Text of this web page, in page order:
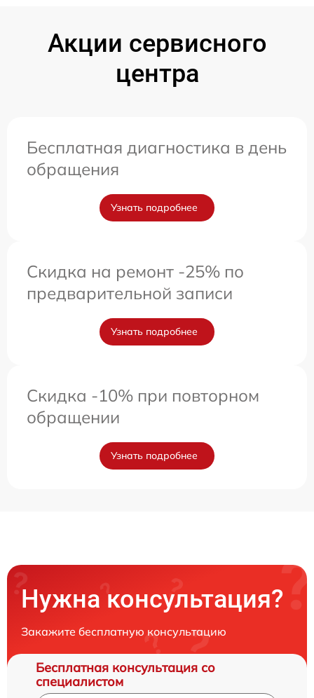
Акции сервисного
центра
Бесплатная диагностика в день
обращения
Узнать подробнее
Скидка на ремонт -25% по
предварительной записи
Узнать подробнее
Скидка -10% при повторном
обращении
Узнать подробнее
Нужна консультация?
Закажите бесплатную консультацию
Бесплатная консультация со
специалистом